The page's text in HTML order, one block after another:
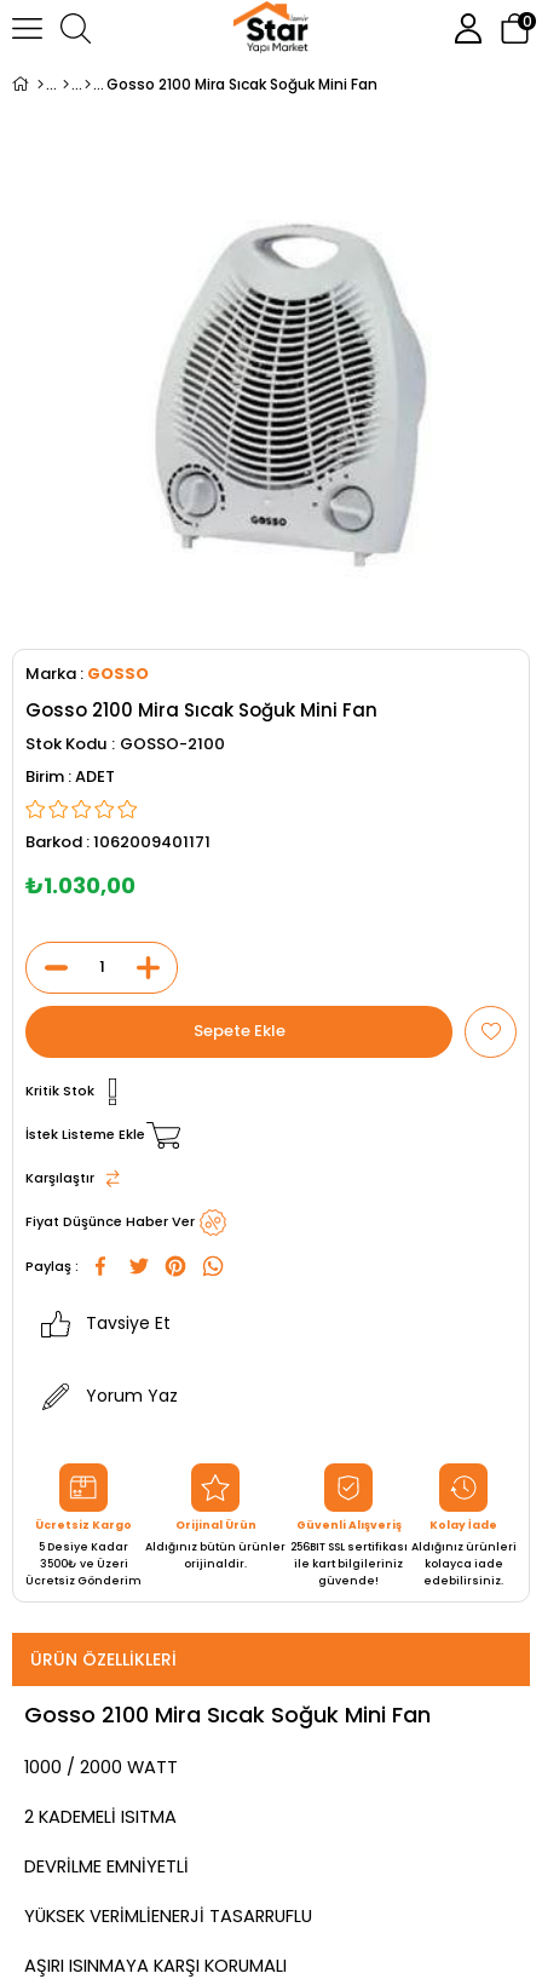
0
Gosso 2100 Mira Sıcak Soğuk Mini Fan
Marka : GOSSO
Gosso 2100 Mira Sıcak Soğuk Mini Fan
Stok Kodu
GOSSO-2100
ADET
Barkod :1062009401171
₺1.030,00
Kritik Stok
İstek Listeme Ekle
Karşılaştır
Fiyat Düşünce Haber Ver
Paylaş :
Tavsiye Et
Yorum Yaz
Ücretsiz Kargo
5 Desiye Kadar
3500₺ ve Üzeri
Ücretsiz Gönderim
Orijinal Ürün
Aldığınız bütün ürünler
orijinaldir.
Güvenli Alışveriş
256BIT SSL sertifikası
ile kart bilgileriniz
güvende!
Kolay İade
Aldığınız ürünleri
kolayca iade
edebilirsiniz.
ÜRÜN ÖZELLIKLERI
Gosso 2100 Mira Sıcak Soğuk Mini Fan
1000 / 2000 WATT
2 KADEMELİ ISITMA
DEVRİLME EMNİYETLİ
YÜKSEK VERİMLİENERJİ TASARRUFLU
AŞIRI ISINMAYA KARŞI KORUMALI